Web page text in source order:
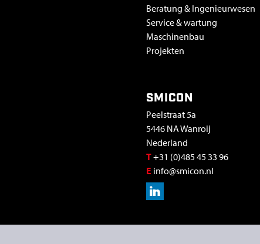
Beratung & Ingenieurwesen
Service & wartung
Maschinenbau
Projekten
SMICON
Peelstraat 5a
5446 NA Wanroij
Nederland
T+31 (0)485 45 33 96
E info@smicon.nl